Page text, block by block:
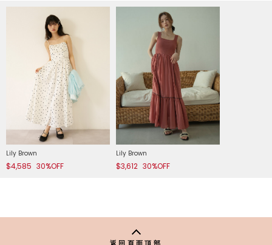
Lily Brown
$4,585 30%OFF
Lily Brown
$3,612 30%OFF